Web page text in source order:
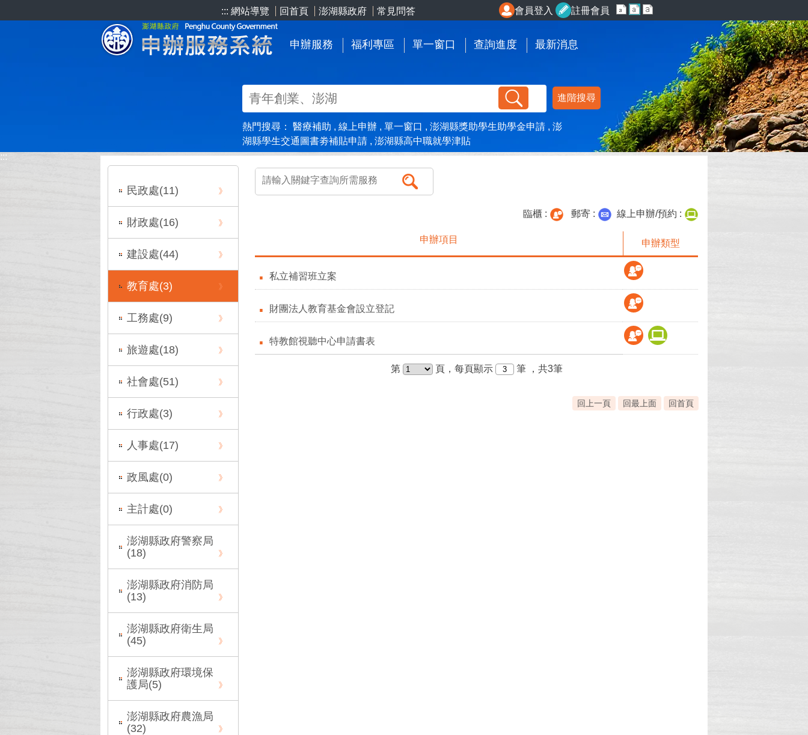
::: 網站導覽 回首頁 澎湖縣政府 常見問答 會員登入 註冊會員
申辦服務 福利專區 單一窗口 查詢進度 最新消息
進階搜尋
熱門搜尋：醫療補助 線上申辦 單一窗口 澎湖縣獎助學生助學金申請
澎
湖縣學生交通圖書劵補貼申請
澎湖縣高中職就學津貼
:::
民政處(11)
財政處(16)
建設處(44)
教育處(3)
工務處(9)
旅遊處(18)
社會處(51)
行政處(3)
人事處(17)
政風處(0)
主計處(0)
澎湖縣政府警察局
(18)
澎湖縣政府消防局
(13)
澎湖縣政府衛生局
(45)
澎湖縣政府環境保
護局(5)
澎湖縣政府農漁局
(32)
臨櫃 : 郵寄 : 線上申辦/預約 :
申辦項目 申辦類型
私立補習班立案
財團法人教育基金會設立登記
特教館視聽中心申請書表
第 頁，每頁顯示 筆 ，共3筆
回上一頁 回最上面 回首頁